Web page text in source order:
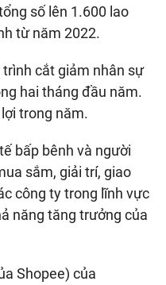
số lên 1.600 lao
từ năm 2022.
trình cắt giảm nhân sự
hai tháng đầu năm.
trong năm.
bấp bênh và người
sắm, giải trí, giao
công ty trong lĩnh vực
năng tăng trưởng của
Shopee) của